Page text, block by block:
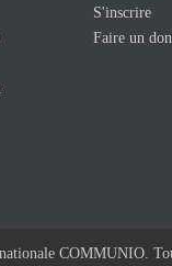
S'inscrire
Faire un don
COMMUNIO.